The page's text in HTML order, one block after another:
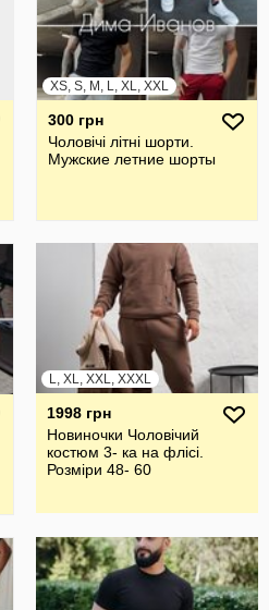
XS, S, M, L, XL, XXL
300 грн
Чоловічі літні шорти.
Мужские летние шорты
L, XL, XXL, XXXL
1998 грн
Новиночки Чоловічий
костюм 3- ка на флісі.
Розміри 48- 60